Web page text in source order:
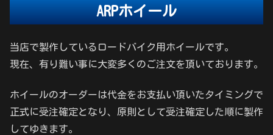
ARPホイール
当店で製作しているロードバイク用ホイールです。
現在、有り難い事に大変多くのご注文を頂いております。
ホイールのオーダーは代金をお支払い頂いたタイミングで
正式に受注確定となり、原則として受注確定した順に製作
してゆきます。